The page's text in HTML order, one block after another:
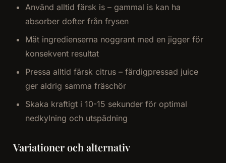
Använd alltid färsk is – gammal is kan ha
absorber dofter från frysen
Mät ingredienserna noggrant med en jigger för
konsekvent resultat
Pressa alltid färsk citrus – färdigpressad juice
ger aldrig samma fräschör
Skaka kraftigt i 10-15 sekunder för optimal
nedkylning och utspädning
Variationer och alternativ